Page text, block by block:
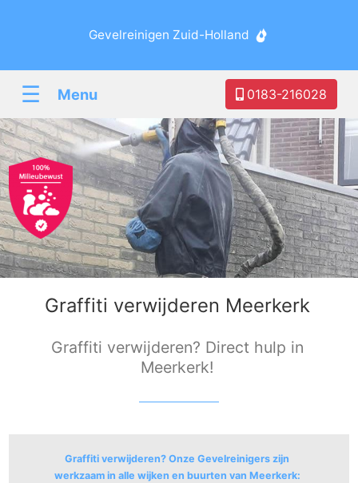
Gevelreinigen Zuid-Holland
☰ Menu 0183-216028
Graffiti verwijderen Meerkerk
Graffiti verwijderen? Direct hulp in
Meerkerk!
Graffiti verwijderen? Onze Gevelreinigers zijn
werkzaam in alle wijken en buurten van Meerkerk: